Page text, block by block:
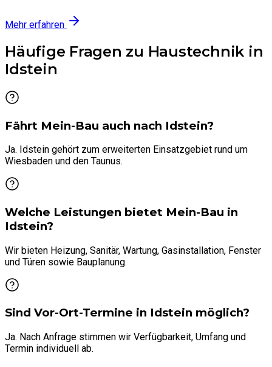
Mehr erfahren
Häufige Fragen zu Haustechnik in
Idstein
Fährt Mein-Bau auch nach Idstein?
Ja. Idstein gehört zum erweiterten Einsatzgebiet rund um
Wiesbaden und den Taunus.
Welche Leistungen bietet Mein-Bau in
Idstein?
Wir bieten Heizung, Sanitär, Wartung, Gasinstallation, Fenster
und Türen sowie Bauplanung.
Sind Vor-Ort-Termine in Idstein möglich?
Ja. Nach Anfrage stimmen wir Verfügbarkeit, Umfang und
Termin individuell ab.